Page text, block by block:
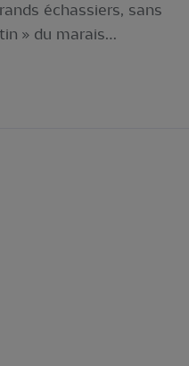
échassiers, sans
» du marais…